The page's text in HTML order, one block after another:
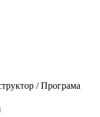
/ Програма